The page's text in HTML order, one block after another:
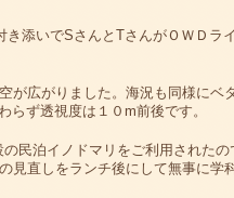
添いでSさんとTさんがＯＷＤラ
が広がりました。海況も同様にベ
ず透視度は１０m前後です。
民泊イノドマリをご利用された
見直しをランチ後にして無事に学